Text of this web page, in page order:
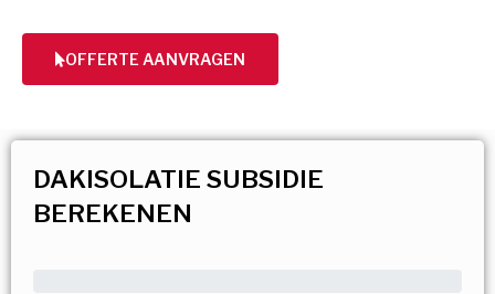
OFFERTE AANVRAGEN
DAKISOLATIE SUBSIDIE
BEREKENEN